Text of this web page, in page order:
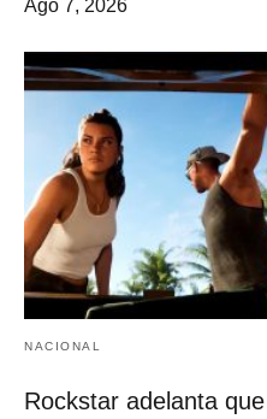
Ago 7, 2026
NACIONAL
Rockstar adelanta